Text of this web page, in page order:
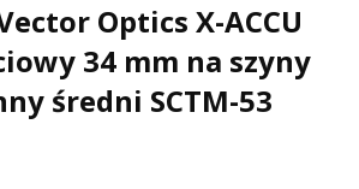
Optics X-ACCU
34 mm na szyny
średni SCTM-53